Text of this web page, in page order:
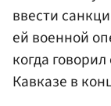
ввести
ей военной
когда
Кавказе в